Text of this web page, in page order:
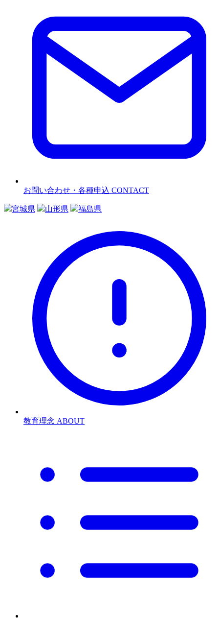
お問い合わせ・各種申込 CONTACT
宮城県 山形県 福島県
教育理念 ABOUT